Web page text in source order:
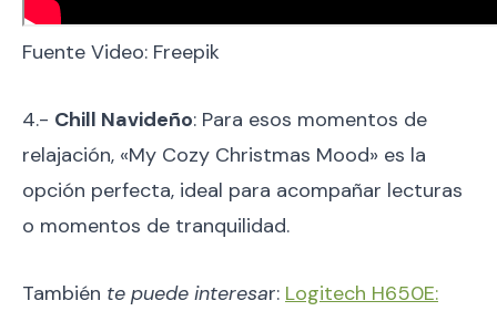
Fuente Video: Freepik
4.- Chill Navideño: Para esos momentos de
relajación, «My Cozy Christmas Mood» es la
opción perfecta, ideal para acompañar lecturas
o momentos de tranquilidad.
También te puede interesar: Logitech H650E: